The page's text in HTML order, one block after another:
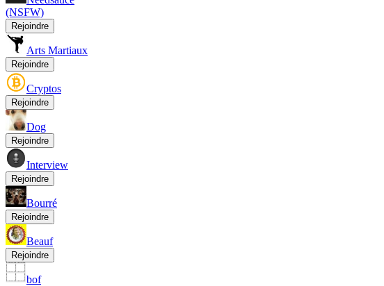
(NSFW)
Rejoindre
Arts Martiaux
Rejoindre
Cryptos
Rejoindre
Dog
Rejoindre
Interview
Rejoindre
Bourré
Rejoindre
Beauf
Rejoindre
bof